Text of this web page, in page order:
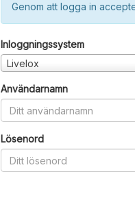
Genom att logga in
Inloggningssystem
Livelox
Användarnamn
Lösenord